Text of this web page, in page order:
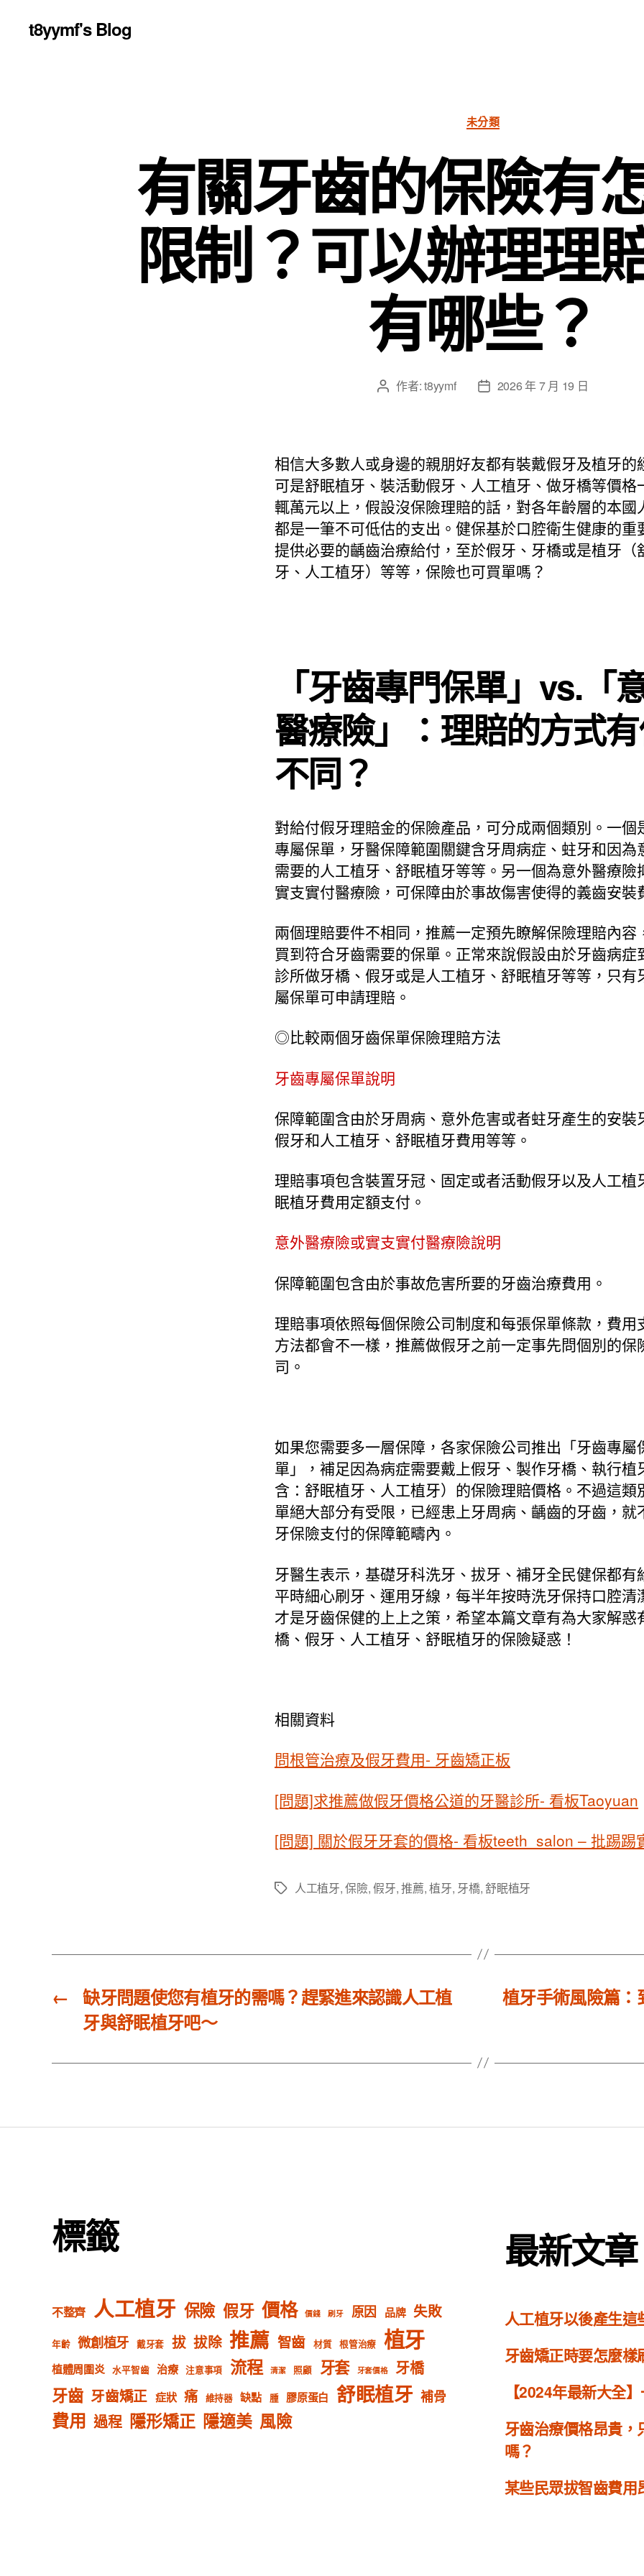
t8yymf's Blog
分
類
未分類
有關牙齒的保險有
限制？可以辦理理
有哪些？
文 作者:t8yymf
文
日
期
2026 年 7 月 19 日
相信大多數人或身邊的親朋好友都有裝戴假牙及植牙的
可是舒眠植牙、裝活動假牙、人工植牙、做牙橋等價格
輒萬元以上，假設沒保險理賠的話，對各年齡層的本國
都是一筆不可低估的支出。健保基於口腔衛生健康的重
提供必要的齲齒治療給付，至於假牙、牙橋或是植牙（
牙、人工植牙）等等，保險也可買單嗎？
「牙齒專門保單」vs.「
醫療險」：理賠的方式
不同？
對給付假牙理賠金的保險產品，可分成兩個類別。一個
專屬保單，牙醫保障範圍關鍵含牙周病症、蛀牙和因為
需要的人工植牙、舒眠植牙等等。另一個為意外醫療險
實支實付醫療險，可保障由於事故傷害使得的義齒安裝
兩個理賠要件不相同，推薦一定預先瞭解保險理賠內容
買到符合牙齒需要的保單。正常來說假設由於牙齒病症
診所做牙橋、假牙或是人工植牙、舒眠植牙等等，只有
屬保單可申請理賠。
◎比較兩個牙齒保單保險理賠方法
牙齒專屬保單說明
保障範圍含由於牙周病、意外危害或者蛀牙產生的安裝
假牙和人工植牙、舒眠植牙費用等等。
理賠事項包含裝置牙冠、固定或者活動假牙以及人工植
眠植牙費用定額支付。
意外醫療險或實支實付醫療險說明
保障範圍包含由於事故危害所要的牙齒治療費用。
理賠事項依照每個保險公司制度和每張保單條款，費用
方法都會不一樣，推薦做假牙之前一定事先問個別的保
司。
如果您需要多一層保障，各家保險公司推出「牙齒專屬
單」，補足因為病症需要戴上假牙、製作牙橋、執行植
含：舒眠植牙、人工植牙）的保險理賠價格。不過這類
單絕大部分有受限，已經患上牙周病、齲齒的牙齒，就
牙保險支付的保障範疇內。
牙醫生表示，基礎牙科洗牙、拔牙、補牙全民健保都有
平時細心刷牙、運用牙線，每半年按時洗牙保持口腔清
才是牙齒保健的上上之策，希望本篇文章有為大家解惑
橋、假牙、人工植牙、舒眠植牙的保險疑惑！
相關資料
問根管治療及假牙費用- 牙齒矯正板
[問題]求推薦做假牙價格公道的牙醫診所- 看板Taoyuan
[問題] 關於假牙牙套的價格- 看板teeth_salon – 批踢踢
標
人工植牙,保險,假牙,推薦,植牙, 牙橋,舒眠植牙
←
缺牙問題使您有植牙的需嗎？趕緊進來認識人工植
牙與舒眠植牙吧～
植牙手術風險篇
標籤
不整齊 人工植牙 保險 假牙 價格 價錢 刷牙 原因 品牌 失敗
年齡 微創植牙 戴牙套 拔 拔除 推薦 智齒 材質 根管治療 植牙
植體周圍炎 水平智齒 治療 注意事項 流程 清潔 照顧 牙套 牙套價格 牙橋
牙齒 牙齒矯正 症狀 痛 維持器 缺點 腫 膠原蛋白 舒眠植牙 補骨
費用 過程 隱形矯正 隱適美 風險
最新文章
人工植牙以後產生這
牙齒矯正時要怎麼樣
【2024年最新大全
牙齒治療價格昂貴
嗎？
某些民眾拔智齒費